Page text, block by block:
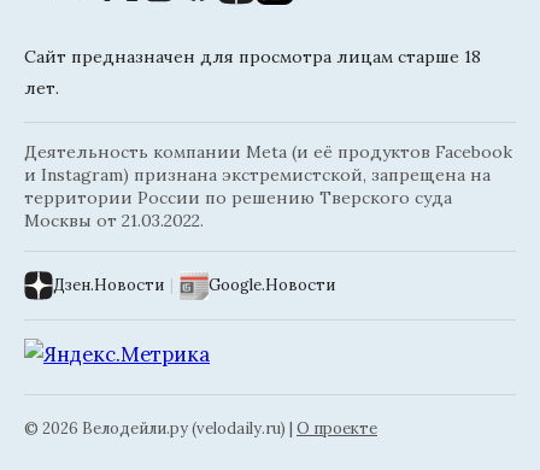
Сайт предназначен для просмотра лицам старше 18
лет.
Деятельность компании Meta (и её продуктов Facebook
и Instagram) признана экстремистской, запрещена на
территории России по решению Тверского суда
Москвы от 21.03.2022.
Дзен.Новости | Google.Новости
© 2026 Велодейли.ру (velodaily.ru) | О проекте